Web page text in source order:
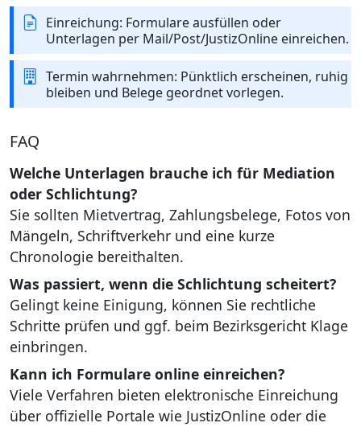
Einreichung: Formulare ausfüllen oder
Unterlagen per Mail/Post/JustizOnline einreichen.
Termin wahrnehmen: Pünktlich erscheinen, ruhig
bleiben und Belege geordnet vorlegen.
FAQ
Welche Unterlagen brauche ich für Mediation
oder Schlichtung?
Sie sollten Mietvertrag, Zahlungsbelege, Fotos von
Mängeln, Schriftverkehr und eine kurze
Chronologie bereithalten.
Was passiert, wenn die Schlichtung scheitert?
Gelingt keine Einigung, können Sie rechtliche
Schritte prüfen und ggf. beim Bezirksgericht Klage
einbringen.
Kann ich Formulare online einreichen?
Viele Verfahren bieten elektronische Einreichung
über offizielle Portale wie JustizOnline oder die